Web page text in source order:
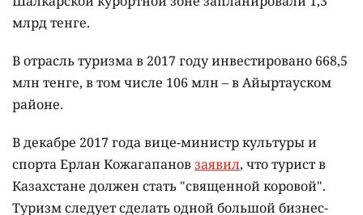
млрд тенге.
В отрасль туризма в 2017 году инвестировано 668,5
млн тенге, в том числе 106 млн – в Айыртауском
районе.
В декабре 2017 года вице-министр культуры и
спорта Ерлан Кожагапановзаявил, что турист в
Казахстане должен стать "священной коровой".
Туризм следует сделать одной большой бизнес-